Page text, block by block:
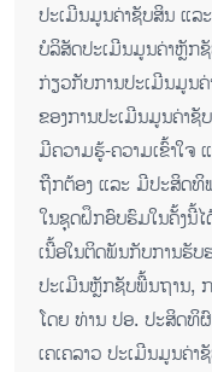
ປະເມີນມູນຄ່າຊັບສິນ ແລ
ບໍລິສັດປະເມີນມູນຄ່າຫຼັກ
ກ່ຽວກັບການປະເມີນມູນ
ຂອງການປະເມີນມູນຄ່າຊັ
ມີຄວາມຮູ້-ຄວາມເຂົ້າໃຈ
ຖືກຕ້ອງ ແລະ ມີປະສິດທິ
ໃນຊຸດຝຶກອົບຮົມໃນຄັ້ງນີ້ໄ
ເນື້ອໃນຕິດພັນກັບການຮັ
ປະເມີນຫຼັກຊັບພື້ນຖານ,
ໂດຍ ທ່ານ ປອ. ປະສິດທິ
ເຄເຄລາວ ປະເມີນມູນຄ່